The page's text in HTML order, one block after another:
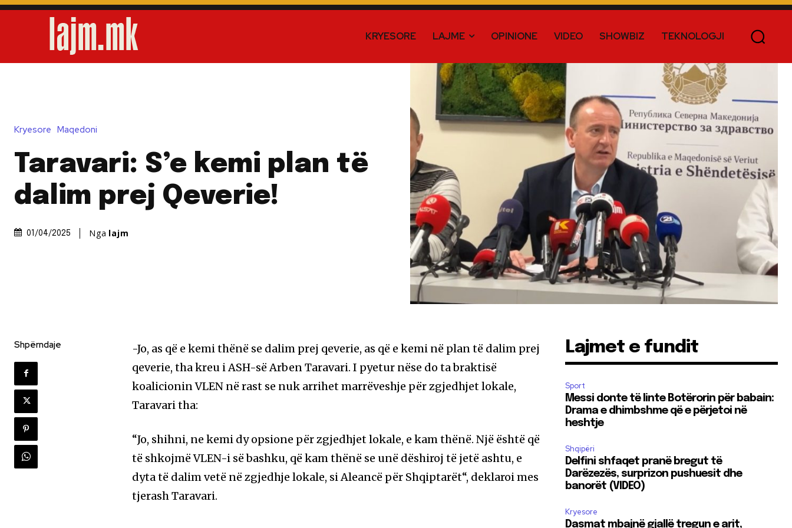
KRYESORE LAJME OPINIONE VIDEO SHOWBIZ TEKNOLOGJI
Kryesore Maqedoni
Taravari: S’e kemi plan të
dalim prej Qeverie!
01/04/2025 Nga lajm
Shpërndaje
-Jo, as që e kemi thënë se dalim prej qeverie, as që e kemi në plan të dalim prej
qeverie, tha kreu i ASH-së Arben Taravari. I pyetur nëse do ta braktisë
koalicionin VLEN në rast se nuk arrihet marrëveshje për zgjedhjet lokale,
Taravari tha:
“Jo, shihni, ne kemi dy opsione për zgjedhjet lokale, e kam thënë. Një është që
të shkojmë VLEN-i së bashku, që kam thënë se unë dëshiroj të jetë ashtu, e
dyta të dalim vetë në zgjedhje lokale, si Aleancë për Shqiptarët“, deklaroi mes
tjerash Taravari.
Lajmet e fundit
Sport
Messi donte të linte Botërorin për babain:
Drama e dhimbshme që e përjetoi në
heshtje
Shqipëri
Delfini shfaqet pranë bregut të
Darëzezës, surprizon pushuesit dhe
banorët (VIDEO)
Kryesore
Dasmat mbajnë gjallë tregun e arit,